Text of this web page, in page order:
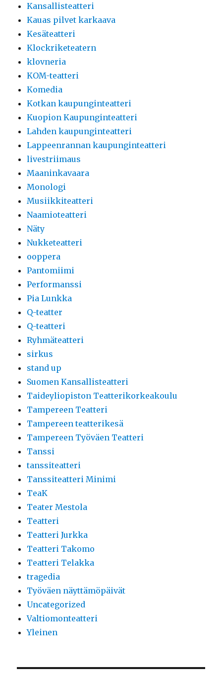
Kansallisteatteri
Kauas pilvet karkaava
Kesäteatteri
Klockriketeatern
klovneria
KOM-teatteri
Komedia
Kotkan kaupunginteatteri
Kuopion Kaupunginteatteri
Lahden kaupunginteatteri
Lappeenrannan kaupunginteatteri
livestriimaus
Maaninkavaara
Monologi
Musiikkiteatteri
Naamioteatteri
Näty
Nukketeatteri
ooppera
Pantomiimi
Performanssi
Pia Lunkka
Q-teatter
Q-teatteri
Ryhmäteatteri
sirkus
stand up
Suomen Kansallisteatteri
Taideyliopiston Teatterikorkeakoulu
Tampereen Teatteri
Tampereen teatterikesä
Tampereen Työväen Teatteri
Tanssi
tanssiteatteri
Tanssiteatteri Minimi
TeaK
Teater Mestola
Teatteri
Teatteri Jurkka
Teatteri Takomo
Teatteri Telakka
tragedia
Työväen näyttämöpäivät
Uncategorized
Valtiomonteatteri
Yleinen